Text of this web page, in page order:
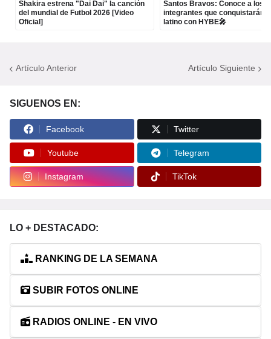
Shakira estrena "Dai Dai" la canción
del mundial de Futbol 2026 [Video
Oficial]
Santos Bravos: Conoce a los
integrantes que conquistarán
latino con HYBE🎤
Artículo Anterior Artículo Siguiente
SIGUENOS EN:
Facebook Twitter
Youtube Telegram
Instagram TikTok
LO + DESTACADO:
RANKING DE LA SEMANA
SUBIR FOTOS ONLINE
RADIOS ONLINE - EN VIVO